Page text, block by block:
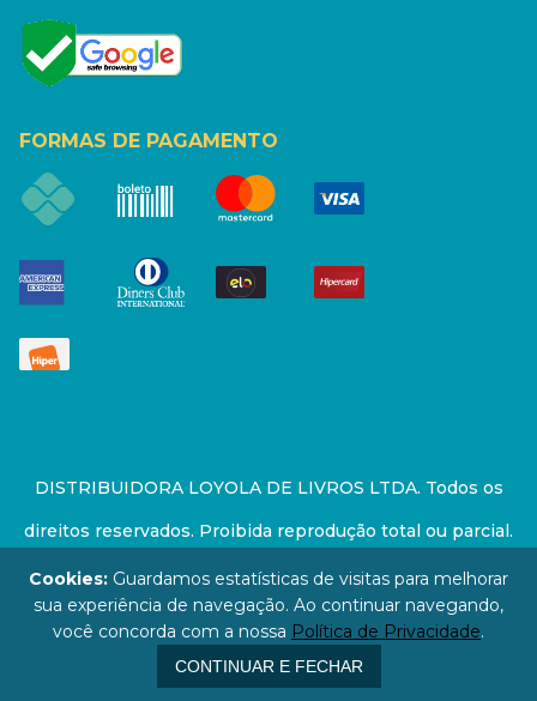
FORMAS DE PAGAMENTO
DISTRIBUIDORA LOYOLA DE LIVROS LTDA. Todos os
direitos reservados. Proibida reprodução total ou parcial.
Preços e estoque sujeito a alterações sem aviso prévio.
67.946.814/0001-94 - LOJA - Rua Senador Feijó - São
Paulo / SP - CEP: 01006-000
Cookies: Guardamos estatísticas de visitas para melhorar
sua experiência de navegação. Ao continuar navegando,
você concorda com a nossa Política de Privacidade.
CONTINUAR E FECHAR